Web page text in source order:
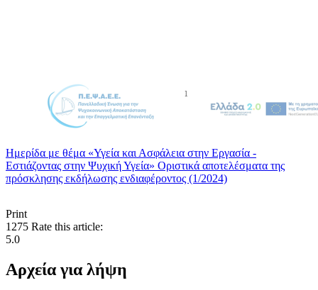
Ημερίδα με θέμα «Υγεία και Ασφάλεια στην Εργασία -
Εστιάζοντας στην Ψυχική Υγεία» Οριστικά αποτελέσματα της
πρόσκλησης εκδήλωσης ενδιαφέροντος (1/2024)
Print
1275 Rate this article:
5.0
Αρχεία για λήψη